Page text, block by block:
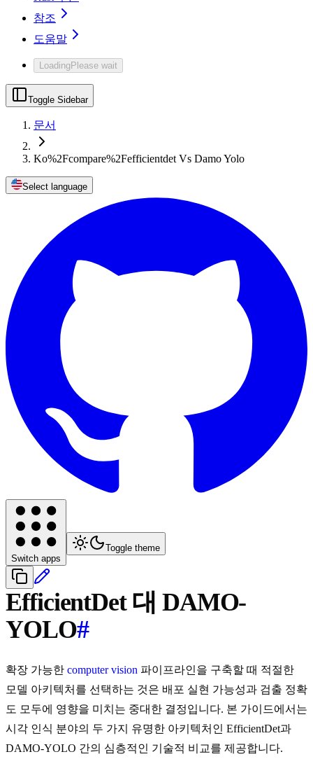
참조
도움말
LoadingPlease wait
Toggle Sidebar
문서
Ko%2Fcompare%2Fefficientdet Vs Damo Yolo
Select language
Switch apps
Toggle theme
EfficientDet 대 DAMO-
YOLO#
확장 가능한 computer vision 파이프라인을 구축할 때 적절한
모델 아키텍처를 선택하는 것은 배포 실현 가능성과 검출 정확
도 모두에 영향을 미치는 중대한 결정입니다. 본 가이드에서는
시각 인식 분야의 두 가지 유명한 아키텍처인 EfficientDet과
DAMO-YOLO 간의 심층적인 기술적 비교를 제공합니다.